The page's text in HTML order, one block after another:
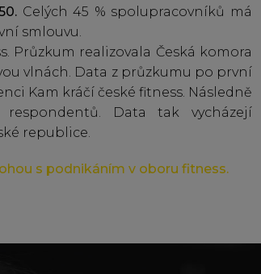
Celých 45 % spolupracovníků má
smlouvu.
Průzkum realizovala Česká komora
vlnách. Data z průzkumu po první
Kam kráčí české fitness. Následně
Data tak vycházejí
republice.
s podnikáním v oboru fitness.